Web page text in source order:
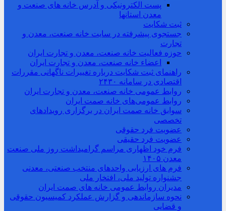
پست الکترونیکی و آدرس خانه های صنعت و
معدن استانها
ثبت شکایت
جستجوی پیشرفته در سایت خانه صنعت، معدن و
تجارت
حوزه فعالیت خانه صنعت، معدن و تجارت ایران
اعضاء خانه صنعت، معدن و تجارت ایران
راهنمای ثبت شکایت درباره تغییرات ناگهانی مقررات
اقتصادی در سامانه ۲۴۳۰
روابط عمومی خانه صنعت، معدن و تجارت ایران
روابط عمومی‌های خانه صمت ایران
سوابق خانه صمت ایران در برگزاری رویدادهای
تخصصی
عضویت فرد حقوقی
عضویت فرد حقیقی
فرم خود اظهاری مراسم گرامیداشت روز ملی صنعت
معدن ۱۴۰۵
فرم های ارزیابی واحدهای منتخب صنعتی، معدنی
جشنواره تولید ملی، افتخار ملی
مدیران روابط عمومی خانه های صمت ایران
نحوه سازماندهی و گزارش عملکرد کمیسیون حقوقی
و قضایی